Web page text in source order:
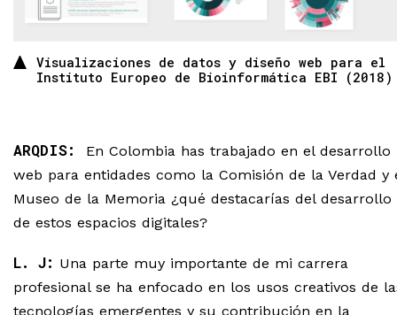
Visualizaciones de datos y diseño web para el
Instituto Europeo de Bioinformática EBI (2018)
ARQDIS:
En Colombia has trabajado en el desarrollo
web para entidades como la Comisión de la Verdad y
Museo de la Memoria ¿qué destacarías del desarrollo
de estos espacios digitales?
L. J: Una parte muy importante de mi carrera
profesional se ha enfocado en los usos creativos de
tecnologías emergentes y su contribución en la